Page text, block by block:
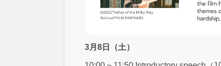
3月8日（土）